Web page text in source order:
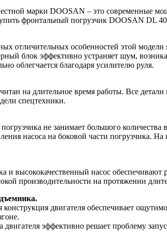
марки DOOSAN – это современные
фронтальный погрузчик DOOSAN DL
отличительных особенностей этой
блок эффективно устраняет шум,
облегчается благодаря усилителю руля.
на длительное время работы. Все
спецтехники.
не занимает большого
насоса на боковой части
и высококачественный насос
производительности на протяжении
конструкция двигателя обеспечивает
эффективно решает проблему